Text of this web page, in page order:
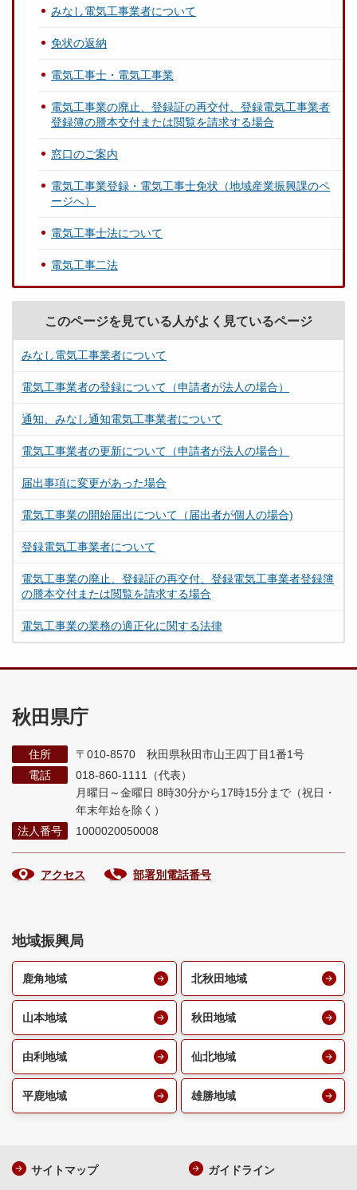
みなし電気工事業者について
免状の返納
電気工事士・電気工事業
電気工事業の廃止、登録証の再交付、登録電気工事業者
登録簿の謄本交付または閲覧を請求する場合
窓口のご案内
電気工事業登録・電気工事士免状（地域産業振興課のペ
ージへ）
電気工事士法について
電気工事二法
このページを見ている人がよく見ているページ
みなし電気工事業者について
電気工事業者の登録について（申請者が法人の場合）
通知、みなし通知電気工事業者について
電気工事業者の更新について（申請者が法人の場合）
届出事項に変更があった場合
電気工事業の開始届出について（届出者が個人の場合)
登録電気工事業者について
電気工事業の廃止、登録証の再交付、登録電気工事業者登録簿
の謄本交付または閲覧を請求する場合
電気工事業の業務の適正化に関する法律
秋田県庁
住所
〒010-8570 秋田県秋田市山王四丁目1番1号
電話
018-860-1111（代表）
月曜日～金曜日 8時30分から17時15分まで （祝日・
年末年始を除く）
法人番号
1000020050008
アクセス 部署別電話番号
地域振興局
鹿角地域 北秋田地域
山本地域 秋田地域
由利地域 仙北地域
平鹿地域 雄勝地域
サイトマップ ガイドライン